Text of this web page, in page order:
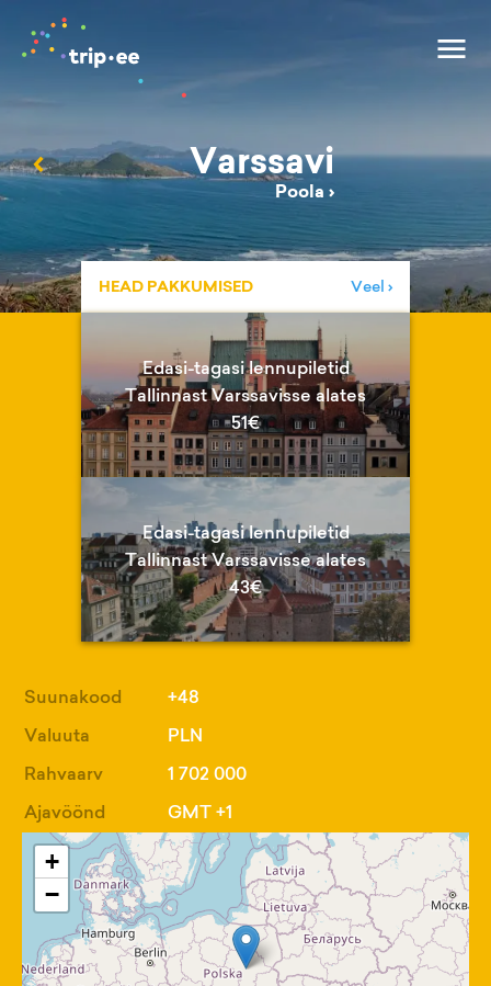
‹ Varssavi
Poola ›
HEAD PAKKUMISED Veel ›
Edasi-tagasi lennupiletid
Tallinnast Varssavisse alates
51€
Edasi-tagasi lennupiletid
Tallinnast Varssavisse alates
43€
Suunakood
+48
Valuuta
PLN
Rahvaarv
1 702 000
Ajavöönd
GMT +1
+
−